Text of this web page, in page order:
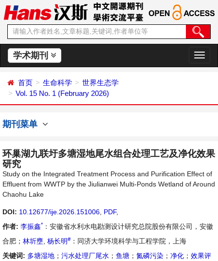
学术期刊
切
换
首页 生命科学
世界生态学
Vol. 15 No. 1 (February 2026)
期刊菜单
环巢湖九联圩多塘湿地尾水组合处理工艺及净化效果
研究
Study on the Integrated Treatment Process and Purification Effect of
Effluent from WWTP by the Jiulianwei Multi-Ponds Wetland of Around
Chaohu Lake
DOI: 10.12677/ije.2026.151006 PDF,
作者: 李振鑫* ：安徽省水利水电勘测设计研究总院股份有限公司，安徽
合肥； 林圻壅 杨长明# ：同济大学环境科学与工程学院，上海
关键词: 多塘湿地 ； 污水处理厂尾水 ； 鱼塘 ； 氮磷污染 ； 净化 ； 效果评